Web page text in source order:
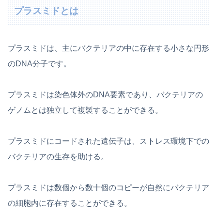
プラスミドとは
プラスミドは、主にバクテリアの中に存在する小さな円形
のDNA分子です。
プラスミドは染色体外のDNA要素であり、バクテリアの
ゲノムとは独立して複製することができる。
プラスミドにコードされた遺伝子は、ストレス環境下での
バクテリアの生存を助ける。
プラスミドは数個から数十個のコピーが自然にバクテリア
の細胞内に存在することができる。